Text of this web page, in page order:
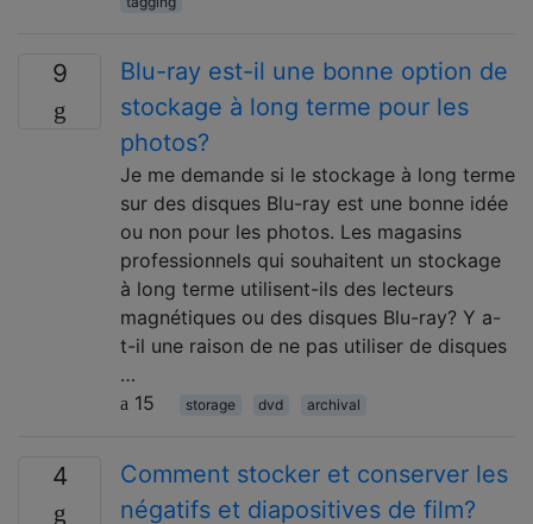
9
Blu-ray est-il une bonne option de
stockage à long terme pour les
photos?
Je me demande si le stockage à long terme
sur des disques Blu-ray est une bonne idée
ou non pour les photos. Les magasins
professionnels qui souhaitent un stockage
à long terme utilisent-ils des lecteurs
magnétiques ou des disques Blu-ray? Y a-
t-il une raison de ne pas utiliser de disques
…
15
storage dvd archival
4
Comment stocker et conserver les
négatifs et diapositives de film?